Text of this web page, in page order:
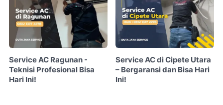
Service AC Ragunan -
Teknisi Profesional Bisa
Hari Ini!
Service AC di Cipete Utara
– Bergaransi dan Bisa Hari
Ini!